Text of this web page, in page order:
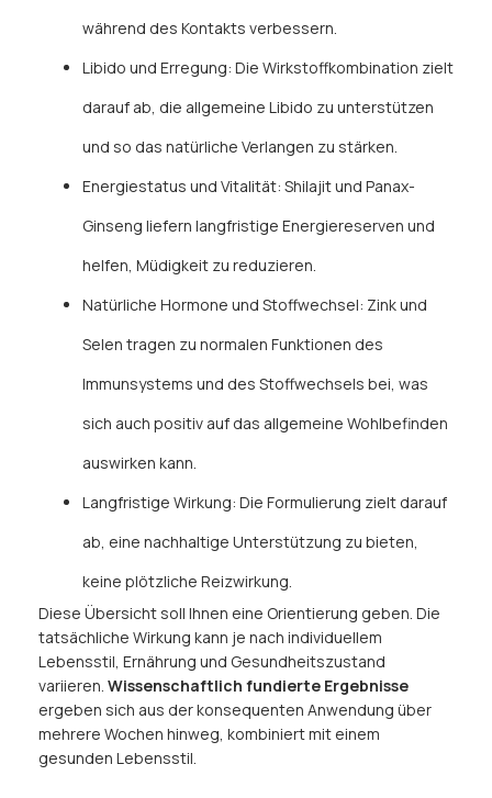
während des Kontakts verbessern.
Libido und Erregung: Die Wirkstoffkombination zielt
darauf ab, die allgemeine Libido zu unterstützen
und so das natürliche Verlangen zu stärken.
Energiestatus und Vitalität: Shilajit und Panax-
Ginseng liefern langfristige Energiereserven und
helfen, Müdigkeit zu reduzieren.
Natürliche Hormone und Stoffwechsel: Zink und
Selen tragen zu normalen Funktionen des
Immunsystems und des Stoffwechsels bei, was
sich auch positiv auf das allgemeine Wohlbefinden
auswirken kann.
Langfristige Wirkung: Die Formulierung zielt darauf
ab, eine nachhaltige Unterstützung zu bieten,
keine plötzliche Reizwirkung.
Diese Übersicht soll Ihnen eine Orientierung geben. Die
tatsächliche Wirkung kann je nach individuellem
Lebensstil, Ernährung und Gesundheitszustand
variieren. Wissenschaftlich fundierte Ergebnisse
ergeben sich aus der konsequenten Anwendung über
mehrere Wochen hinweg, kombiniert mit einem
gesunden Lebensstil.